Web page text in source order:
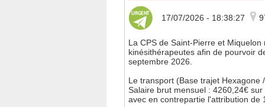
17/07/2026 - 18:38:27
La CPS de Saint-Pierre et
kinésithérapeutes afin de pourvoir
septembre 2026.
Le transport (Base trajet Hexagone
Salaire brut mensuel : 4260,24€
avec en contrepartie l'attribution de